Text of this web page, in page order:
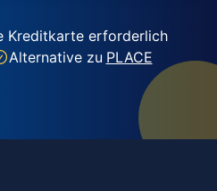
Kreditkarte erforderlich
Alternative zu PLACE